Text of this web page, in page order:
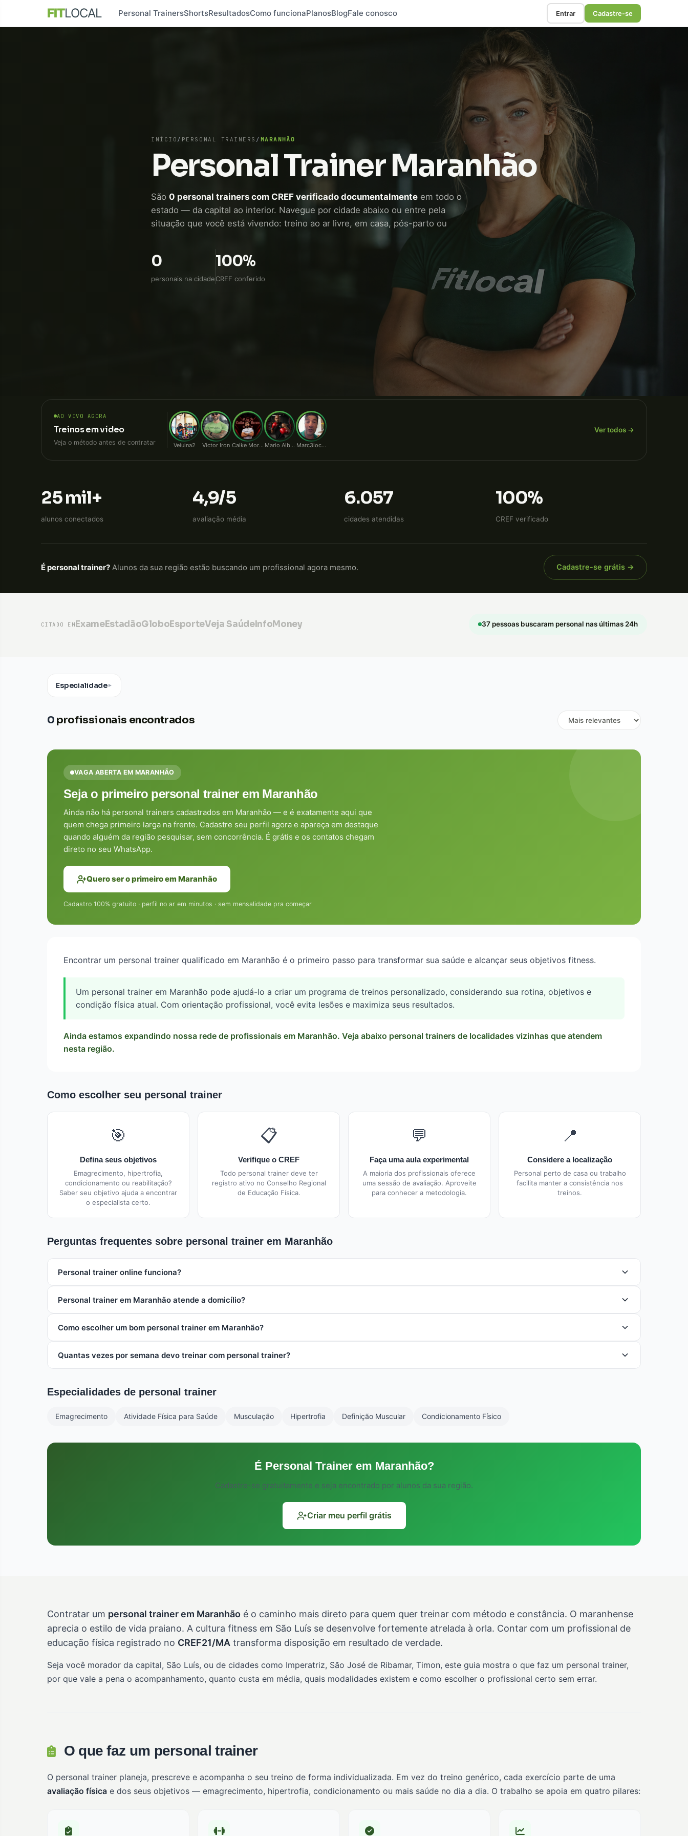
FITLOCAL Personal TrainersShortsResultadosComo funcionaPlanosBlogFale conosco Entrar Cadastre-se
INÍCIO / PERSONAL TRAINERS / MARANHÃO
Personal Trainer Maranhão
São0 personal trainers com CREF verificado documentalmente em todo o
estado — da capital ao interior. Navegue por cidade abaixo ou entre pela
situação que você está vivendo: treino ao ar livre, em casa, pós-parto ou
reabilitação. Contato direto pelo WhatsApp, sem leilão de orçamento.
0
personais na cidade
100%
CREF conferido
AO VIVO AGORA
Treinos em vídeo
Veja o método antes de contratar Veiuina2 Victor Iron Caike MoraesMario AlbertoMarc3locunha
Ver todos →
25 mil+
alunos conectados
4,9/5
avaliação média
6.057
cidades atendidas
100%
CREF verificado
É personal trainer? Alunos da sua região estão buscando um profissional agora mesmo. Cadastre-se grátis →
CITADO EM ExameEstadãoGloboEsporteVeja SaúdeInfoMoney 37 pessoas buscaram personal nas últimas 24h
Especialidade▼
0 profissionais encontrados
VAGA ABERTA EM MARANHÃO
Seja o primeiro personal trainer em Maranhão
Ainda não há personal trainers cadastrados em Maranhão — e é exatamente aqui que
quem chega primeiro larga na frente. Cadastre seu perfil agora e apareça em destaque
quando alguém da região pesquisar, sem concorrência. É grátis e os contatos chegam
direto no seu WhatsApp.
Quero ser o primeiro em Maranhão
Cadastro 100% gratuito · perfil no ar em minutos · sem mensalidade pra começar
Encontrar um personal trainer qualificado em Maranhão é o primeiro passo para transformar sua saúde e alcançar seus objetivos fitness.
Um personal trainer em Maranhão pode ajudá-lo a criar um programa de treinos personalizado, considerando sua rotina, objetivos e
condição física atual. Com orientação profissional, você evita lesões e maximiza seus resultados.
Ainda estamos expandindo nossa rede de profissionais em Maranhão. Veja abaixo personal trainers de localidades vizinhas que atendem
nesta região.
Como escolher seu personal trainer
🎯
Defina seus objetivos
Emagrecimento, hipertrofia,
condicionamento ou reabilitação?
Saber seu objetivo ajuda a encontrar
o especialista certo.
📋
Verifique o CREF
Todo personal trainer deve ter
registro ativo no Conselho Regional
de Educação Física.
💬
Faça uma aula experimental
A maioria dos profissionais oferece
uma sessão de avaliação. Aproveite
para conhecer a metodologia.
📍
Considere a localização
Personal perto de casa ou trabalho
facilita manter a consistência nos
treinos.
Perguntas frequentes sobre personal trainer em Maranhão
Personal trainer online funciona?
ajusta a periodização remotamente. É uma opção mais acessível que pode complementar treinos presenciais.
Personal trainer em Maranhão atende a domicílio?
uma opção cada vez mais popular.
Como escolher um bom personal trainer em Maranhão?
de outros alunos, metodologia de trabalho e compatibilidade de horários.
Quantas vezes por semana devo treinar com personal trainer?
Especialidades de personal trainer
Emagrecimento Atividade Física para Saúde Musculação Hipertrofia Definição Muscular Condicionamento Físico
É Personal Trainer em Maranhão?
Cadastre-se gratuitamente e seja encontrado por alunos da sua região.
Criar meu perfil grátis
Contratar um personal trainer em Maranhão é o caminho mais direto para quem quer treinar com método e constância. O maranhense
aprecia o estilo de vida praiano. A cultura fitness em São Luís se desenvolve fortemente atrelada à orla. Contar com um profissional de
educação física registrado no CREF21/MA transforma disposição em resultado de verdade.
Seja você morador da capital, São Luís, ou de cidades como Imperatriz, São José de Ribamar, Timon, este guia mostra o que faz um personal trainer,
por que vale a pena o acompanhamento, quanto custa em média, quais modalidades existem e como escolher o profissional certo sem errar.
O que faz um personal trainer
O personal trainer planeja, prescreve e acompanha o seu treino de forma individualizada. Em vez do treino genérico, cada exercício parte de uma
avaliação física e dos seus objetivos — emagrecimento, hipertrofia, condicionamento ou mais saúde no dia a dia. O trabalho se apoia em quatro pilares: